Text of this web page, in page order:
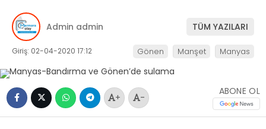
Admin admin TÜM YAZILARI
Giriş: 02-04-2020 17:12 Gönen Manşet Manyas
+ -
ABONE OL